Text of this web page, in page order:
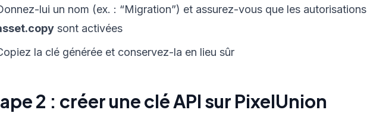
lui un nom (ex. : “Migration”) et assurez-vous que les autorisations
sont activées
la clé générée et conservez-la en lieu sûr
2 : créer une clé API sur PixelUnion